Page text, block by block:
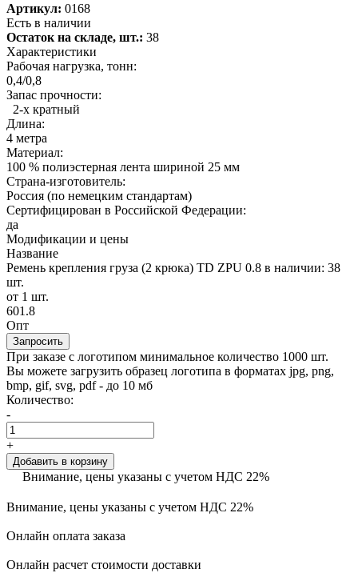
Артикул: 0168
Есть в наличии
Остаток на складе, шт.: 38
Характеристики
Рабочая нагрузка, тонн:
0,4/0,8
Запас прочности:
2-х кратный
Длина:
4 метра
Материал:
100 % полиэстерная лента шириной 25 мм
Страна-изготовитель:
Россия (по немецким стандартам)
Сертифицирован в Российской Федерации:
да
Модификации и цены
Название
Ремень крепления груза (2 крюка) TD ZPU 0.8 в наличии: 38
шт.
от 1 шт.
601.8
Опт
Запросить
При заказе с логотипом минимальное количество 1000 шт.
Вы можете загрузить образец логотипа в форматах jpg, png,
bmp, gif, svg, pdf - до 10 мб
Количество:
-
+
Добавить в корзину
Внимание, цены указаны с учетом НДС 22%
Внимание, цены указаны с учетом НДС 22%
Онлайн оплата заказа
Онлайн расчет стоимости доставки